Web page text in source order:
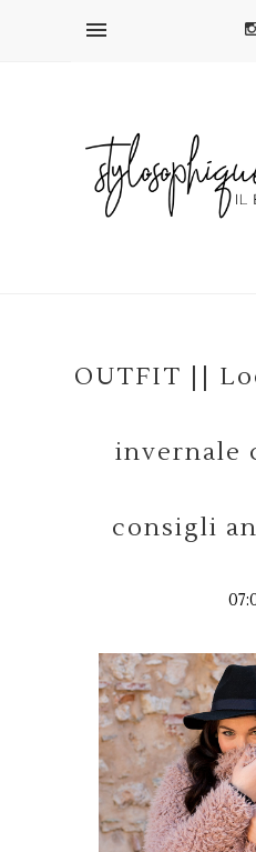
OUTFIT ||
invernale
consigli